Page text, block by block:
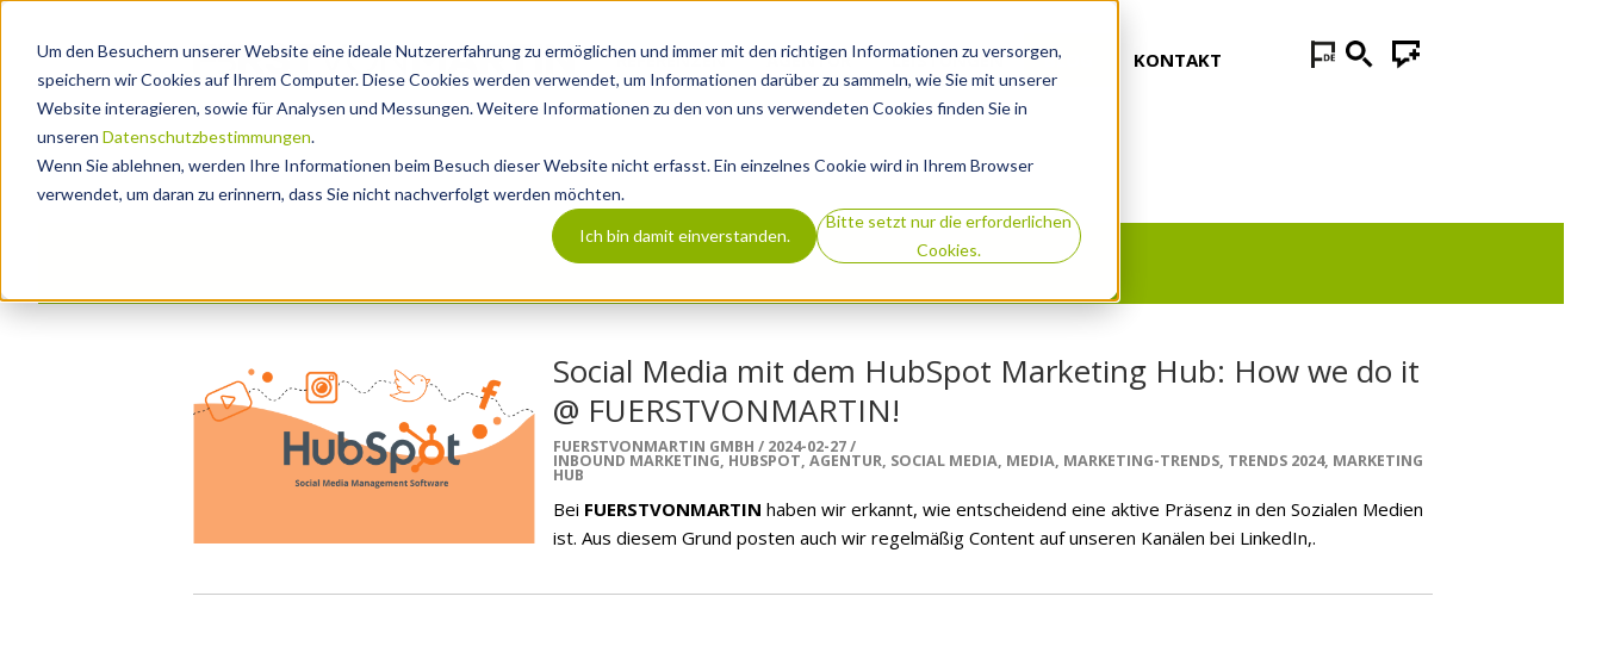
Um den Besuchern unserer Website eine ideale Nutzererfahrung zu ermöglichen und immer mit den richtigen Informationen zu versorgen,
speichern wir Cookies auf Ihrem Computer. Diese Cookies werden verwendet, um Informationen darüber zu sammeln, wie Sie mit unserer
Website interagieren, sowie für Analysen und Messungen. Weitere Informationen zu den von uns verwendeten Cookies finden Sie in
unseren Datenschutzbestimmungen.
Wenn Sie ablehnen, werden Ihre Informationen beim Besuch dieser Website nicht erfasst. Ein einzelnes Cookie wird in Ihrem Browser
verwendet, um daran zu erinnern, dass Sie nicht nachverfolgt werden möchten.
Ich bin damit einverstanden.
Bitte setzt nur die erforderlichen
Cookies.
REFERENZEN AGENTUR LEISTUNGEN BLOG KONTAKT
Social Media mit dem HubSpot Marketing Hub: How we do it
@ FUERSTVONMARTIN!
FUERSTVONMARTIN GMBH 2024-02-27
INBOUND MARKETING, HUBSPOT, AGENTUR, SOCIAL MEDIA, MEDIA, MARKETING-TRENDS, TRENDS 2024, MARKETING
HUB
Bei FUERSTVONMARTIN haben wir erkannt, wie entscheidend eine aktive Präsenz in den Sozialen Medien
ist. Aus diesem Grund posten auch wir regelmäßig Content auf unseren Kanälen bei LinkedIn,.